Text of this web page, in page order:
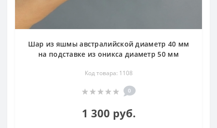
Шар из яшмы австралийской диаметр 40 мм
на подставке из оникса диаметр 50 мм
Код товара: 1108
0
1 300 руб.